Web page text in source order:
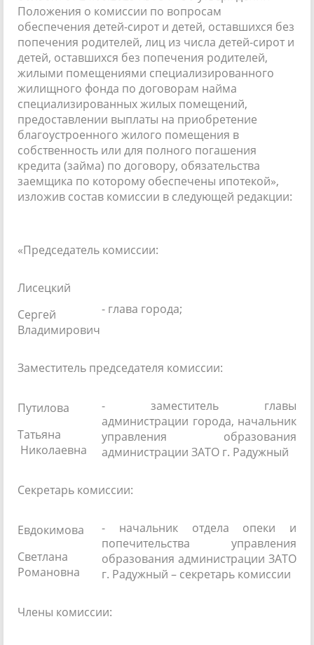
Положения о комиссии по вопросам
обеспечения детей-сирот и детей, оставшихся без
попечения родителей, лиц из числа детей-сирот и
детей, оставшихся без попечения родителей,
жилыми помещениями специализированного
жилищного фонда по договорам найма
специализированных жилых помещений,
предоставлении выплаты на приобретение
благоустроенного жилого помещения в
собственность или для полного погашения
кредита (займа) по договору, обязательства
заемщика по которому обеспечены ипотекой»,
изложив состав комиссии в следующей редакции:
«Председатель комиссии:
Лисецкий
Сергей
Владимирович
- глава города;
Заместитель председателя комиссии:
Путилова
Татьяна
Николаевна
- заместитель главы
администрации города, начальник
управления образования
администрации ЗАТО г. Радужный
Секретарь комиссии:
Евдокимова
Светлана
Романовна
- начальник отдела опеки и
попечительства управления
образования администрации ЗАТО
г. Радужный – секретарь комиссии
Члены комиссии: